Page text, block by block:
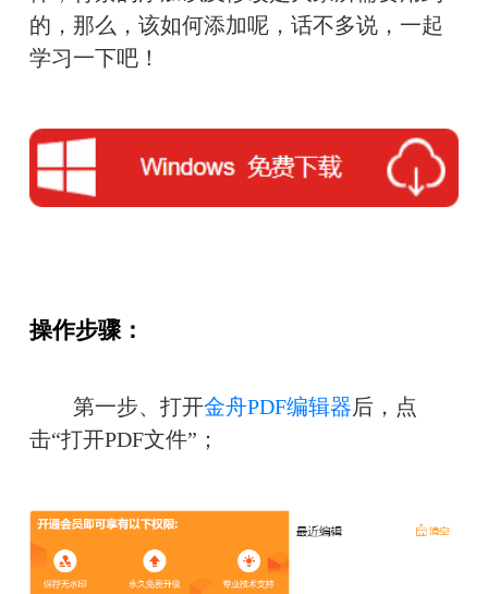
的，那么，该如何添加呢，话不多说，一起
学习一下吧！
操作步骤：
第一步、打开金舟PDF编辑器后，点
击“打开PDF文件”；